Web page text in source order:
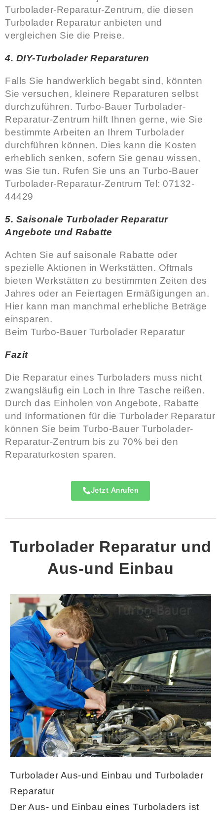
Turbolader-Reparatur-Zentrum, die diesen
Turbolader Reparatur anbieten und
vergleichen Sie die Preise.
4. DIY-Turbolader Reparaturen
Falls Sie handwerklich begabt sind, könnten
Sie versuchen, kleinere Reparaturen selbst
durchzuführen. Turbo-Bauer Turbolader-
Reparatur-Zentrum hilft Ihnen gerne, wie Sie
bestimmte Arbeiten an Ihrem Turbolader
durchführen können. Dies kann die Kosten
erheblich senken, sofern Sie genau wissen,
was Sie tun. Rufen Sie uns an Turbo-Bauer
Turbolader-Reparatur-Zentrum Tel: 07132-
44429
5. Saisonale Turbolader Reparatur
Angebote und Rabatte
Achten Sie auf saisonale Rabatte oder
spezielle Aktionen in Werkstätten. Oftmals
bieten Werkstätten zu bestimmten Zeiten des
Jahres oder an Feiertagen Ermäßigungen an.
Hier kann man manchmal erhebliche Beträge
einsparen.
Beim Turbo-Bauer Turbolader Reparatur
Fazit
Die Reparatur eines Turboladers muss nicht
zwangsläufig ein Loch in Ihre Tasche reißen.
Durch das Einholen von Angebote, Rabatte
und Informationen für die Turbolader Reparatur
können Sie beim Turbo-Bauer Turbolader-
Reparatur-Zentrum bis zu 70% bei den
Reparaturkosten sparen.
Jetzt Anrufen
Turbolader Reparatur und
Aus-und Einbau
Turbolader Aus-und Einbau und Turbolader
Reparatur
Der Aus- und Einbau eines Turboladers ist